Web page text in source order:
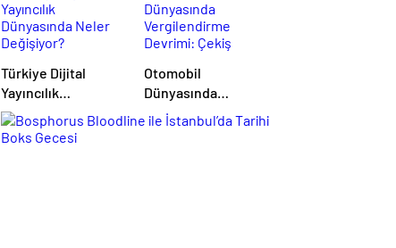
Türkiye Dijital
Yayıncılık
Dünyasında Neler
Değişiyor?
Otomobil
Dünyasında
Vergilendirme
Devrimi: Çekiş